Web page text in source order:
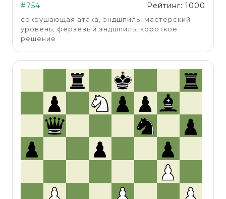
#754 Рейтинг: 1000
сокрушающая атака, эндшпиль, мастерский
уровень, ферзевый эндшпиль, короткое
решение